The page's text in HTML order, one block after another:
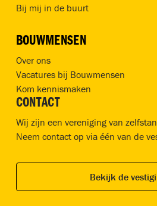
Bij mij in de buurt
BOUWMENSEN
Over ons
Vacatures bij Bouwmensen
Kom kennismaken
CONTACT
Wij zijn een vereniging van
Neem contact op via één van de
Bekijk de